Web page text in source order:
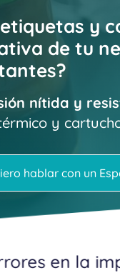
etiquetas y
de tu
nítida y
y
hablar con un
de etiquetas.